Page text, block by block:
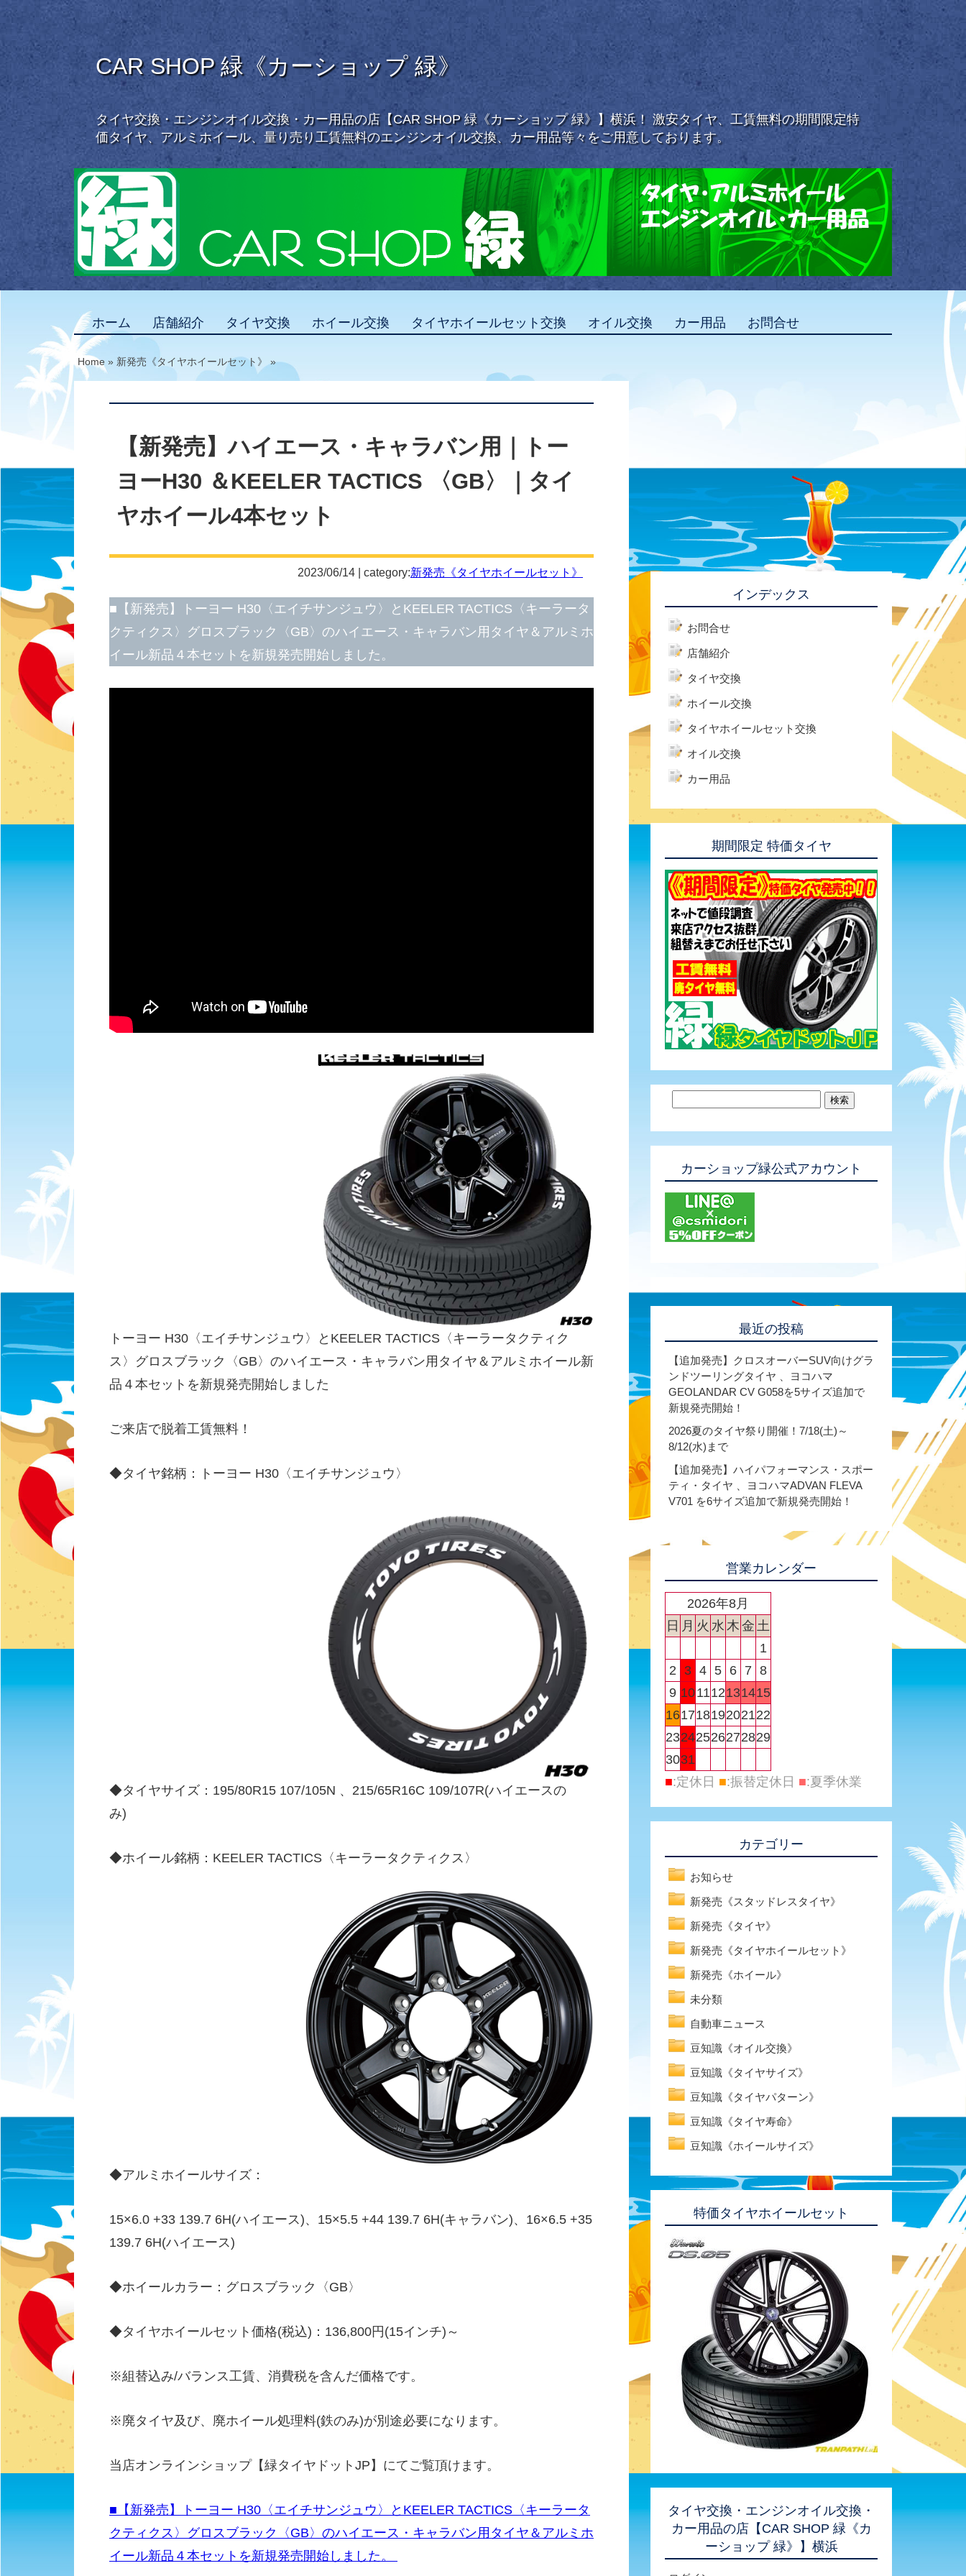
CAR SHOP 緑《カーショップ 緑》
タイヤ交換・エンジンオイル交換・カー用品の店【CAR SHOP 緑《カーショップ 緑》】横浜！ 激安タイヤ、工賃無料の期間限定特
価タイヤ、アルミホイール、量り売り工賃無料のエンジンオイル交換、カー用品等々をご用意しております。
ホーム 店舗紹介 タイヤ交換 ホイール交換 タイヤホイールセット交換 オイル交換 カー用品 お問合せ
Home » 新発売《タイヤホイールセット》 »
【新発売】ハイエース・キャラバン用｜トー
ヨーH30 ＆KEELER TACTICS 〈GB〉｜タイ
ヤホイール4本セット
2023/06/14 | category:新発売《タイヤホイールセット》
■【新発売】トーヨー H30〈エイチサンジュウ〉とKEELER TACTICS〈キーラータ
クティクス〉グロスブラック〈GB〉のハイエース・キャラバン用タイヤ＆アルミホ
イール新品４本セットを新規発売開始しました。
トーヨー H30〈エイチサンジュウ〉とKEELER TACTICS〈キーラータクティク
ス〉グロスブラック〈GB〉のハイエース・キャラバン用タイヤ＆アルミホイール新
品４本セットを新規発売開始しました
ご来店で脱着工賃無料！
◆タイヤ銘柄：トーヨー H30〈エイチサンジュウ〉
◆タイヤサイズ：195/80R15 107/105N 、215/65R16C 109/107R(ハイエースの
み)
◆ホイール銘柄：KEELER TACTICS〈キーラータクティクス〉
◆アルミホイールサイズ：
15×6.0 +33 139.7 6H(ハイエース)、15×5.5 +44 139.7 6H(キャラバン)、16×6.5 +35
139.7 6H(ハイエース)
◆ホイールカラー：グロスブラック〈GB〉
◆タイヤホイールセット価格(税込)：136,800円(15インチ)～
※組替込み/バランス工賃、消費税を含んだ価格です。
※廃タイヤ及び、廃ホイール処理料(鉄のみ)が別途必要になります。
当店オンラインショップ【緑タイヤドットJP】にてご覧頂けます。
■【新発売】トーヨー H30〈エイチサンジュウ〉とKEELER TACTICS〈キーラータ
クティクス〉グロスブラック〈GB〉のハイエース・キャラバン用タイヤ＆アルミホ
イール新品４本セットを新規発売開始しました。
インデックス
お問合せ
店舗紹介
タイヤ交換
ホイール交換
タイヤホイールセット交換
オイル交換
カー用品
期間限定 特価タイヤ
カーショップ緑公式アカウント
最近の投稿
【追加発売】クロスオーバーSUV向けグラ
ンドツーリングタイヤ 、ヨコハマ
GEOLANDAR CV G058を5サイズ追加で
新規発売開始！
2026夏のタイヤ祭り開催！7/18(土)～
8/12(水)まで
【追加発売】ハイパフォーマンス・スポー
ティ・タイヤ 、ヨコハマADVAN FLEVA
V701 を6サイズ追加で新規発売開始！
営業カレンダー
2026年8月
日 月 火 水 木 金 土
1
2
3 4 5 6 7 8
9 101112131415
16171819202122
23242526272829
3031
■:定休日 ■:振替定休日 ■:夏季休業
カテゴリー
お知らせ
新発売《スタッドレスタイヤ》
新発売《タイヤ》
新発売《タイヤホイールセット》
新発売《ホイール》
未分類
自動車ニュース
豆知識《オイル交換》
豆知識《タイヤサイズ》
豆知識《タイヤパターン》
豆知識《タイヤ寿命》
豆知識《ホイールサイズ》
特価タイヤホイールセット
タイヤ交換・エンジンオイル交換・
カー用品の店【CAR SHOP 緑《カ
ーショップ 緑》】横浜